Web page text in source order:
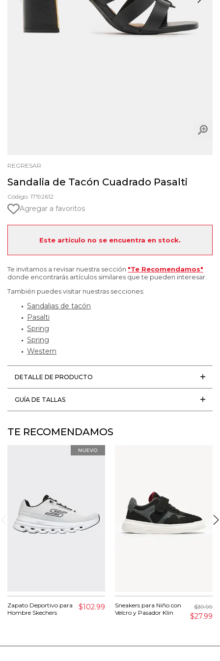
REGRESAR
Sandalia de Tacón Cuadrado Pasalti
Código: 17192612
Agregar a favoritos
Este artículo no se encuentra en stock.
Te invitamos a revisar nuestra sección "Te Recomendamos"
donde encontrarás artículos similares que te pueden interesar.
También puedes visitar nuestras secciones:
Sandalias de tacón
Pasalti
Spring
Spring
Western
DETALLE DE PRODUCTO
GUÍA DE TALLAS
TE RECOMENDAMOS
Zapato Deportivo para
Hombre Skechers
$102.99
Sneakers para Niño con
Velcro y Pasador Klin
$39.99
$27.99